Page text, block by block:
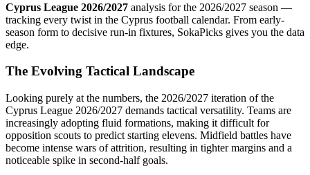
Cyprus League 2026/2027 analysis for the 2026/2027 season —
tracking every twist in the Cyprus football calendar. From early-
season form to decisive run-in fixtures, SokaPicks gives you the data
edge.
The Evolving Tactical Landscape
Looking purely at the numbers, the 2026/2027 iteration of the
Cyprus League 2026/2027 demands tactical versatility. Teams are
increasingly adopting fluid formations, making it difficult for
opposition scouts to predict starting elevens. Midfield battles have
become intense wars of attrition, resulting in tighter margins and a
noticeable spike in second-half goals.